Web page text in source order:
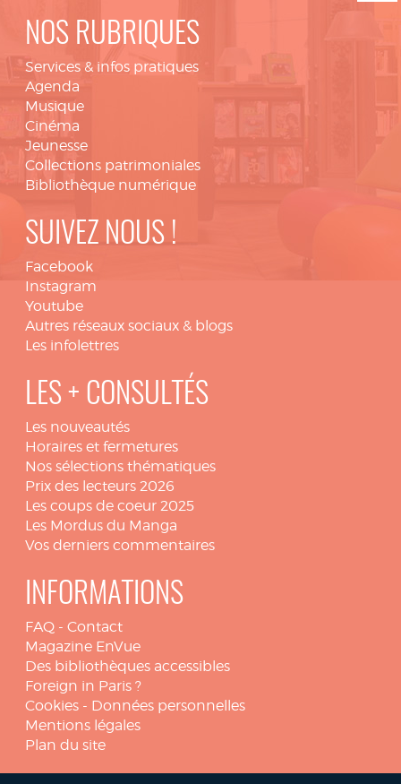
NOS RUBRIQUES
Services & infos pratiques
Agenda
Musique
Cinéma
Jeunesse
Collections patrimoniales
Bibliothèque numérique
SUIVEZ NOUS !
Facebook
Instagram
Youtube
Autres réseaux sociaux & blogs
Les infolettres
LES + CONSULTÉS
Les nouveautés
Horaires et fermetures
Nos sélections thématiques
Prix des lecteurs 2026
Les coups de coeur 2025
Les Mordus du Manga
Vos derniers commentaires
INFORMATIONS
FAQ - Contact
Magazine EnVue
Des bibliothèques accessibles
Foreign in Paris ?
Cookies - Données personnelles
Mentions légales
Plan du site